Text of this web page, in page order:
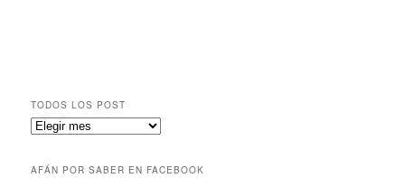
TODOS LOS POST
AFÁN POR SABER EN FACEBOOK